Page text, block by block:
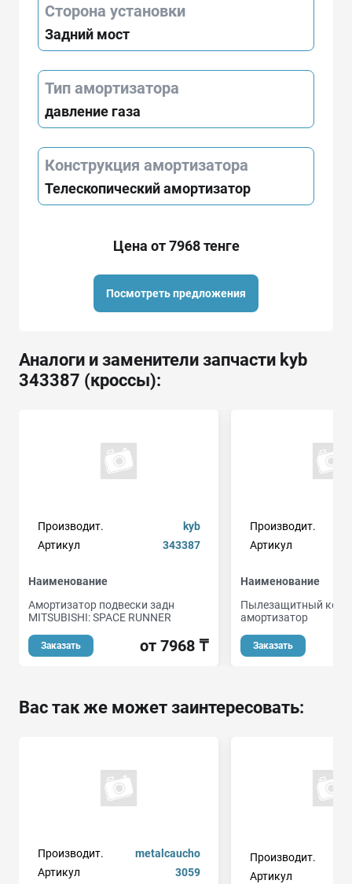
Сторона установки
Задний мост
Тип амортизатора
давление газа
Конструкция амортизатора
Телескопический амортизатор
Цена от 7968 тенге
Посмотреть предложения
Аналоги и заменители запчасти kyb
343387 (кроссы):
Производит.
kyb
Артикул
343387
Наименование
Амортизатор подвески задн
MITSUBISHI: SPACE RUNNER
Заказать от 7968 ₸
Производит.
Артикул
Наименование
Пылезащитный
амортизатор
Заказать
Вас так же может заинтересовать:
Производит.
metalcaucho
Артикул
3059
Производит.
Артикул